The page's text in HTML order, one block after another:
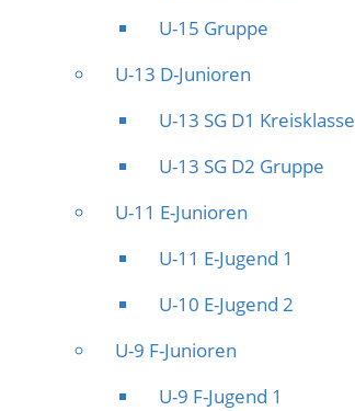
U-15 Gruppe
U-13 D-Junioren
U-13 SG D1 Kreisklasse
U-13 SG D2 Gruppe
U-11 E-Junioren
U-11 E-Jugend 1
U-10 E-Jugend 2
U-9 F-Junioren
U-9 F-Jugend 1